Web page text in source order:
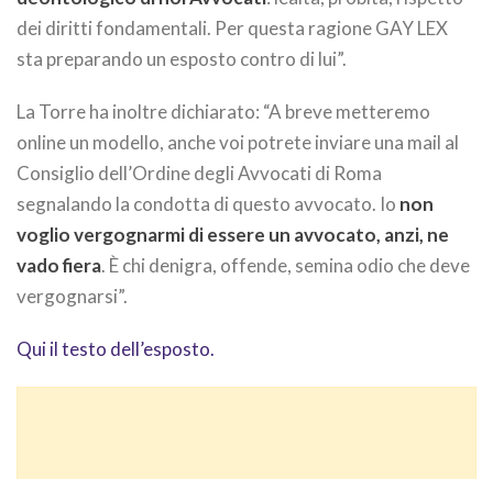
dei diritti fondamentali. Per questa ragione GAY LEX
sta preparando un esposto contro di lui”.
La Torre ha inoltre dichiarato: “A breve metteremo
online un modello, anche voi potrete inviare una mail al
Consiglio dell’Ordine degli Avvocati di Roma
segnalando la condotta di questo avvocato. Io non
voglio vergognarmi di essere un avvocato, anzi, ne
vado fiera. È chi denigra, offende, semina odio che deve
vergognarsi”.
Qui il testo dell’esposto.